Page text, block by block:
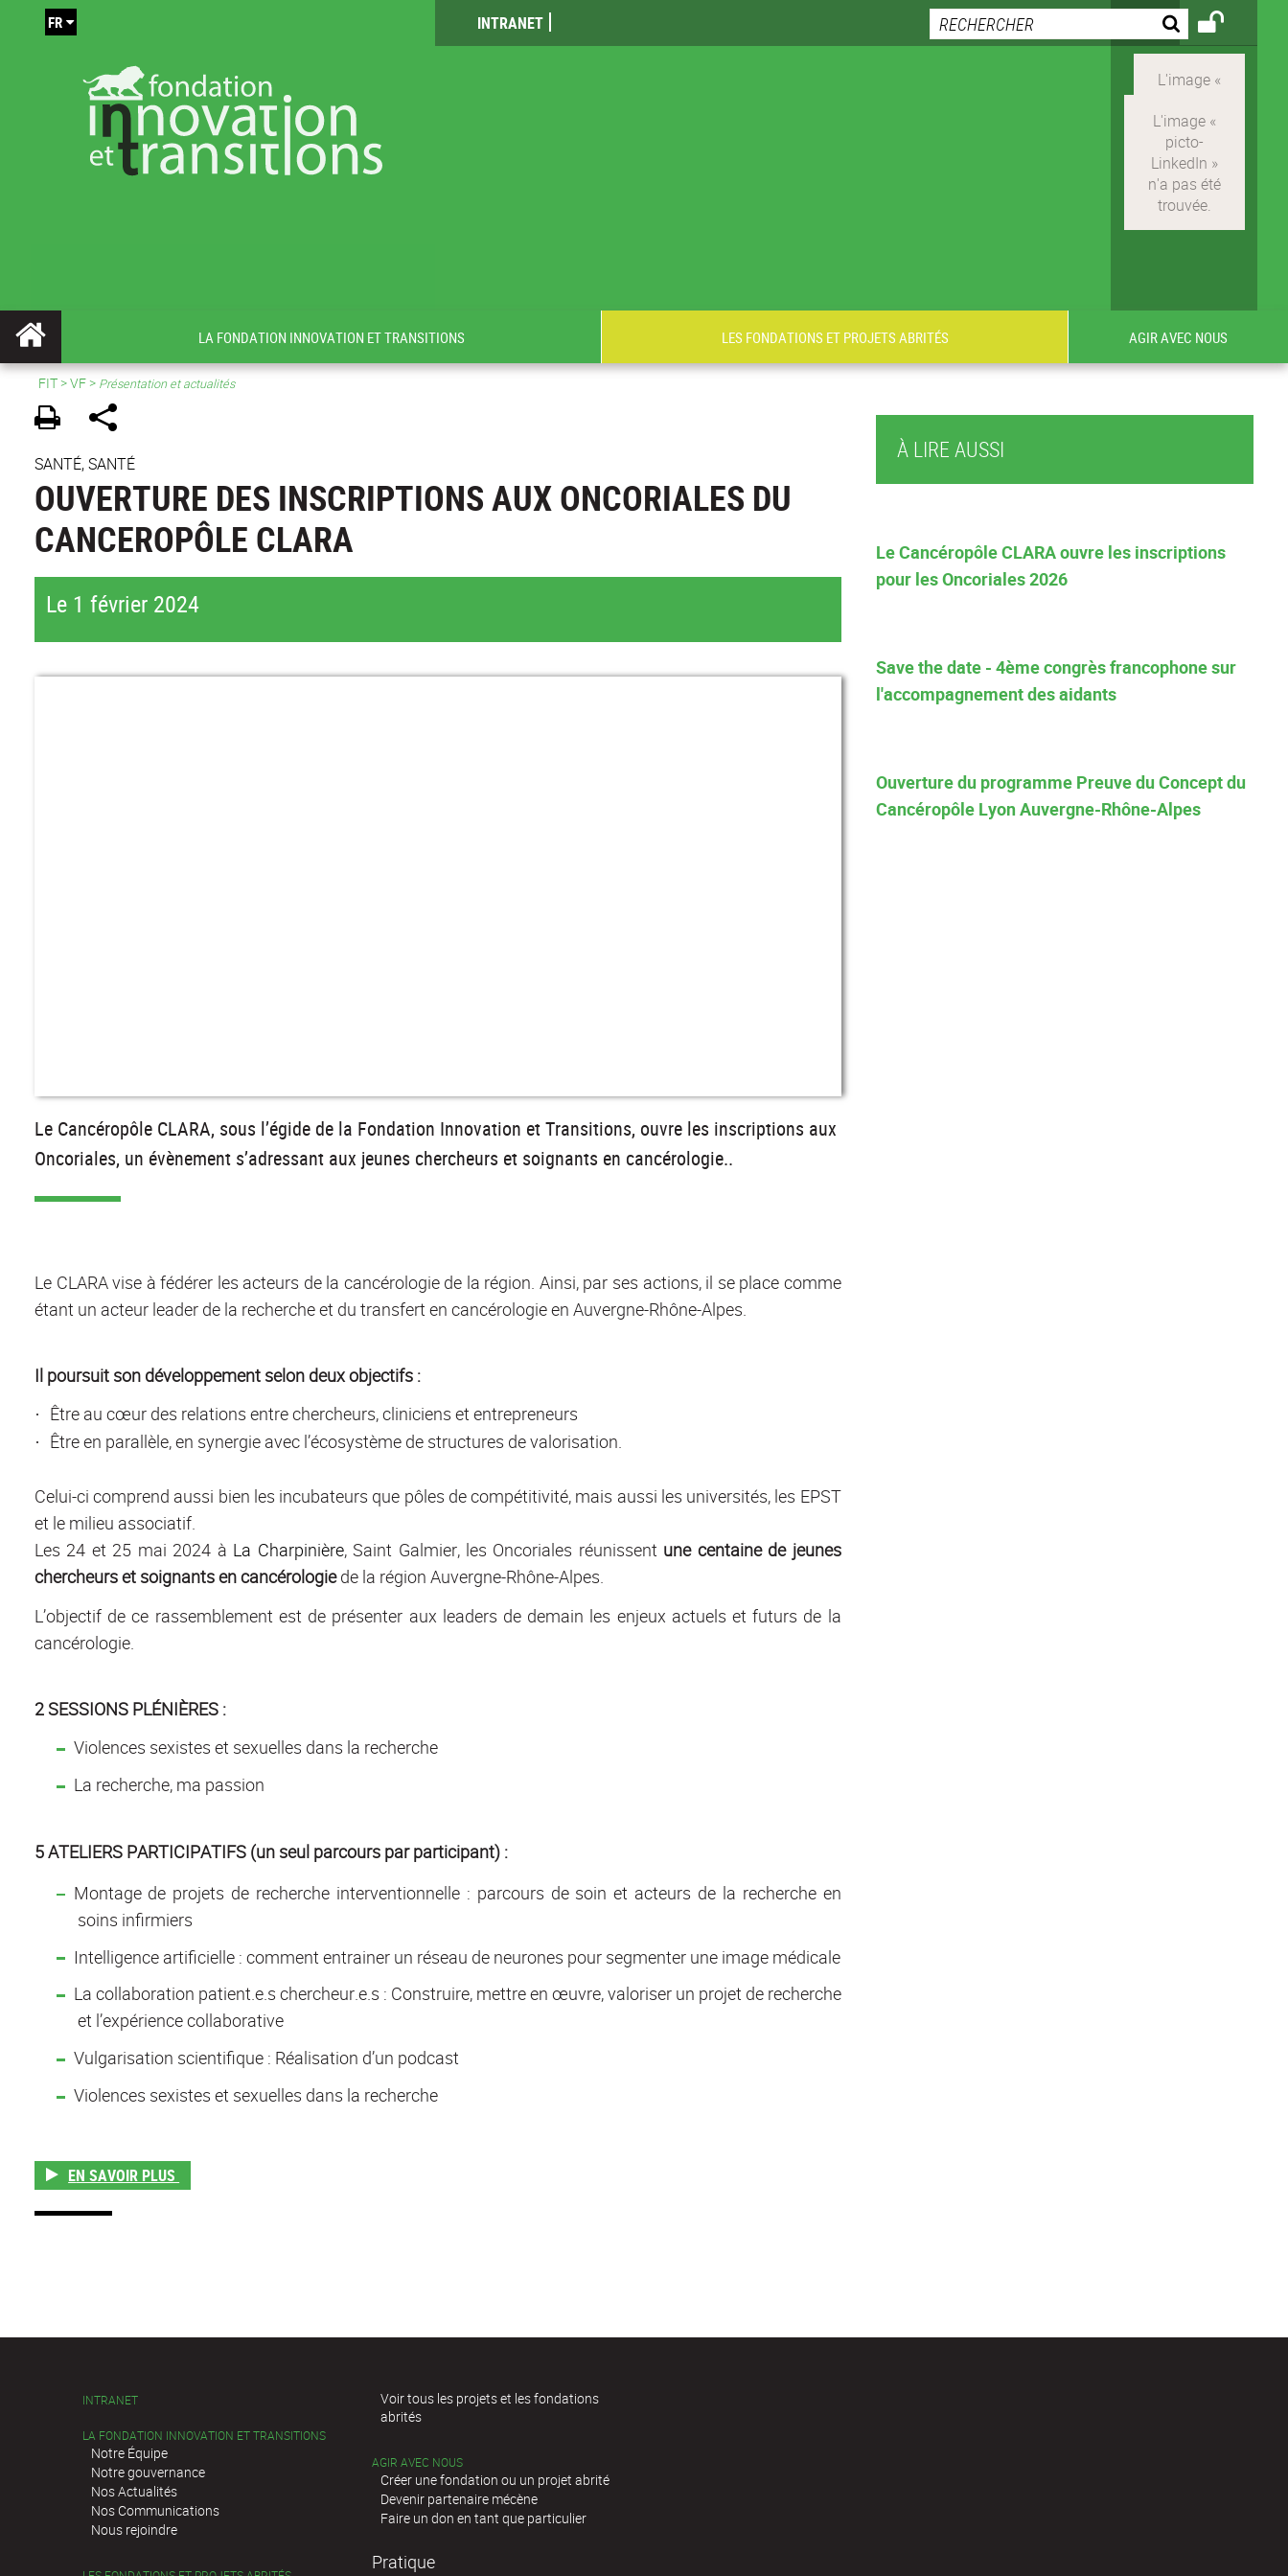
INTRANET
FR
LA FONDATION INNOVATION ET TRANSITIONS LES FONDATIONS ET PROJETS ABRITÉS AGIR AVEC NOUS
FIT>VF> Présentation et actualités
SANTÉ, SANTÉ
OUVERTURE DES INSCRIPTIONS AUX ONCORIALES DU
CANCEROPÔLE CLARA
Le 1 février 2024
Le Cancéropôle CLARA, sous l’égide de la Fondation Innovation et Transitions, ouvre les inscriptions aux
Oncoriales, un évènement s’adressant aux jeunes chercheurs et soignants en cancérologie..
Le CLARA vise à fédérer les acteurs de la cancérologie de la région. Ainsi, par ses actions, il se place comme
étant un acteur leader de la recherche et du transfert en cancérologie en Auvergne-Rhône-Alpes.
Il poursuit son développement selon deux objectifs :
· Être au cœur des relations entre chercheurs, cliniciens et entrepreneurs
· Être en parallèle, en synergie avec l’écosystème de structures de valorisation.
Celui-ci comprend aussi bien les incubateurs que pôles de compétitivité, mais aussi les universités, les EPST
et le milieu associatif.
Les 24 et 25 mai 2024 à La Charpinière, Saint Galmier, les Oncoriales réunissent une centaine de jeunes
chercheurs et soignants en cancérologiede la région Auvergne-Rhône-Alpes.
L’objectif de ce rassemblement est de présenter aux leaders de demain les enjeux actuels et futurs de la
cancérologie.
2 SESSIONS PLÉNIÈRES :
Violences sexistes et sexuelles dans la recherche
La recherche, ma passion
5 ATELIERS PARTICIPATIFS (un seul parcours par participant) :
Montage de projets de recherche interventionnelle : parcours de soin et acteurs de la recherche en
soins infirmiers
Intelligence artificielle : comment entrainer un réseau de neurones pour segmenter une image médicale
La collaboration patient.e.s chercheur.e.s : Construire, mettre en œuvre, valoriser un projet de recherche
et l’expérience collaborative
Vulgarisation scientifique : Réalisation d’un podcast
Violences sexistes et sexuelles dans la recherche
EN SAVOIR PLUS
À LIRE AUSSI
Le Cancéropôle CLARA ouvre les inscriptions
pour les Oncoriales 2026
Save the date - 4ème congrès francophone sur
l'accompagnement des aidants
Ouverture du programme Preuve du Concept du
Cancéropôle Lyon Auvergne-Rhône-Alpes
INTRANET
LA FONDATION INNOVATION ET TRANSITIONS
Notre Équipe
Notre gouvernance
Nos Actualités
Nos Communications
Nous rejoindre
Voir tous les projets et les fondations
abrités
AGIR AVEC NOUS
Créer une fondation ou un projet abrité
Devenir partenaire mécène
Faire un don en tant que particulier
Pratique